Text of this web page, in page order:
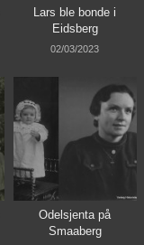
Lars ble bonde i
Eidsberg
02/03/2023
Odelsjenta på
Smaaberg